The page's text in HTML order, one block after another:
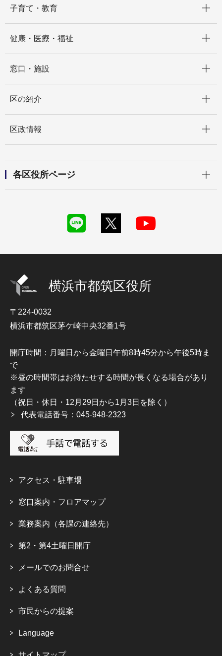
子育て・教育
健康・医療・福祉
窓口・施設
区の紹介
区政情報
各区役所ページ
横浜市都筑区役所
〒224-0032
横浜市都筑区茅ケ崎中央32番1号
開庁時間：月曜日から金曜日午前8時45分から午後5時ま
で
※昼の時間帯はお待たせする時間が長くなる場合があり
ます
（祝日・休日・12月29日から1月3日を除く）
代表電話番号：045-948-2323
アクセス・駐車場
窓口案内・フロアマップ
業務案内（各課の連絡先）
第2・第4土曜日開庁
メールでのお問合せ
よくある質問
市民からの提案
Language